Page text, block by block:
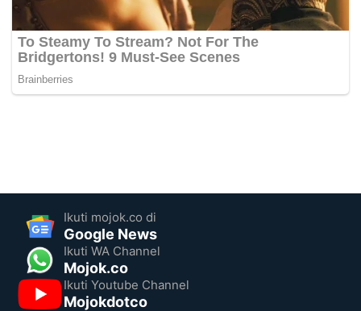
Ikuti mojok.co di
Google News
Ikuti WA Channel
Mojok.co
Ikuti Youtube Channel
Mojokdotco